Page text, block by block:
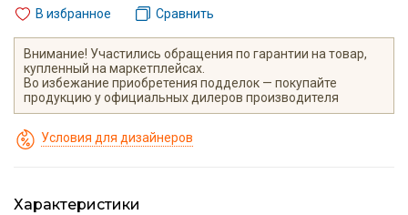
В избранное Сравнить
Внимание! Участились обращения по гарантии на товар,
купленный на маркетплейсах.
Во избежание приобретения подделок — покупайте
продукцию у официальных дилеров производителя
Условия для дизайнеров
Характеристики